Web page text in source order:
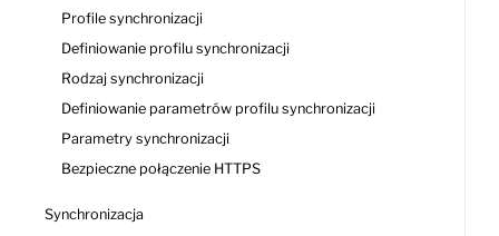
Profile synchronizacji
Definiowanie profilu synchronizacji
Rodzaj synchronizacji
Definiowanie parametrów profilu synchronizacji
Parametry synchronizacji
Bezpieczne połączenie HTTPS
Synchronizacja